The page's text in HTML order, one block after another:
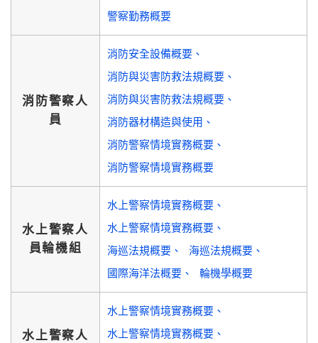
警察勤務概要
消防警察人
員
消防安全設備概要
消防與災害防救法規概要
消防與災害防救法規概要
消防器材構造與使用
消防警察情境實務概要
消防警察情境實務概要
水上警察人
員輪機組
水上警察情境實務概要
水上警察情境實務概要
海巡法規概要
海巡法規概要
國際海洋法概要
輪機學概要
水上警察人
水上警察情境實務概要
水上警察情境實務概要